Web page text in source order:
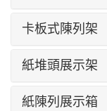
卡板式陳列架
紙堆頭展示架
紙陳列展示箱